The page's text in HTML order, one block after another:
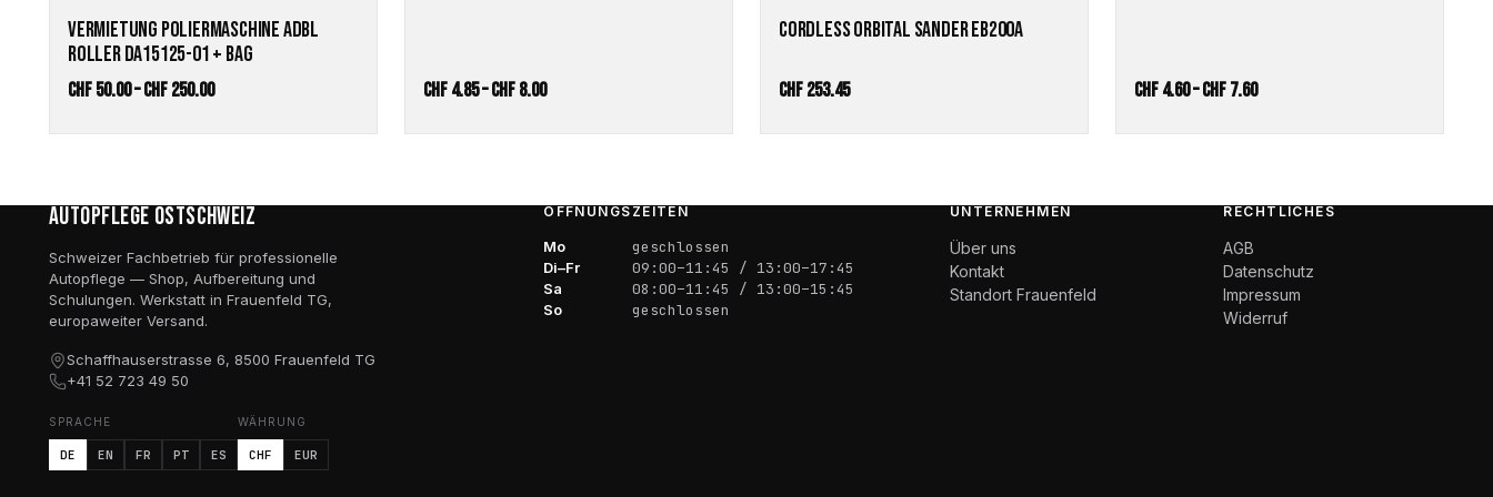
VERMIETUNG POLIERMASCHINE ADBL
ROLLER DA15125-01 + BAG
CHF50.00–CHF250.00Preisspanne:
CHF4.85–CHF8.00Preisspanne:
CORDLESS ORBITAL SANDER EB200A
CHF253.45 CHF4.60–CHF7.60Preisspanne:
Autopflege Ostschweiz
Schweizer Fachbetrieb für professionelle
Autopflege — Shop, Aufbereitung und
Schulungen. Werkstatt in Frauenfeld TG,
europaweiter Versand.
Schaffhauserstrasse 6, 8500 Frauenfeld TG
+41 52 723 49 50
SPRACHE
DE EN FR PT ES
WÄHRUNG
CHF EUR
ÖFFNUNGSZEITEN
Mo geschlossen
Di–Fr 09:00–11:45 / 13:00–17:45
Sa 08:00–11:45 / 13:00–15:45
So geschlossen
UNTERNEHMEN
Über uns
Kontakt
Standort Frauenfeld
RECHTLICHES
AGB
Datenschutz
Impressum
Widerruf